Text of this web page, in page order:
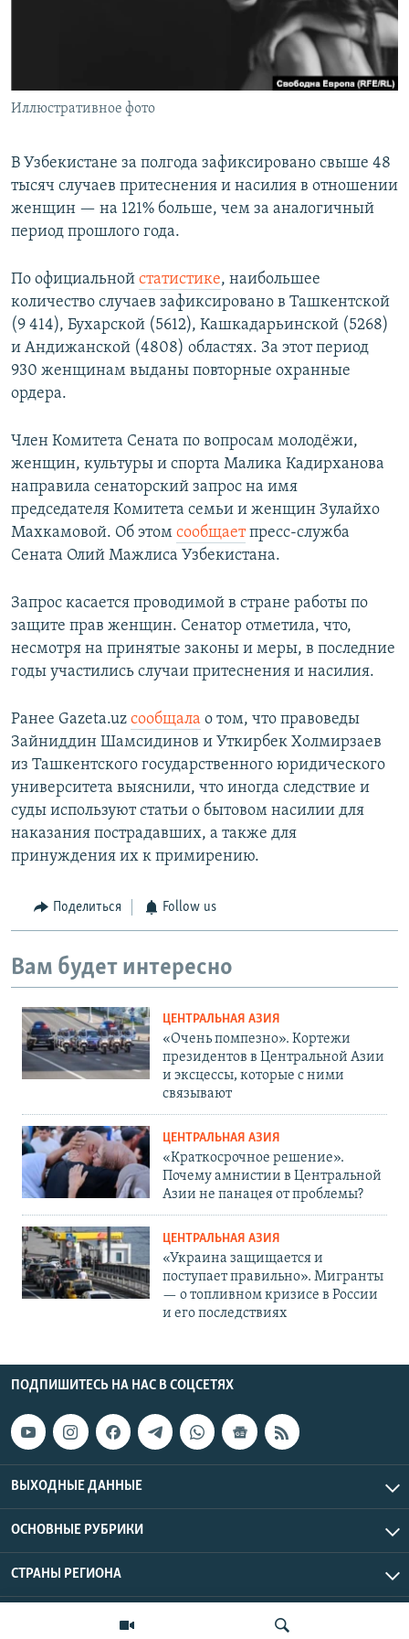
Иллюстративное фото
В Узбекистане за полгода зафиксировано свыше 48
тысяч случаев притеснения и насилия в отношении
женщин — на 121% больше, чем за аналогичный
период прошлого года.
По официальной статистике, наибольшее
количество случаев зафиксировано в Ташкентской
(9 414), Бухарской (5612), Кашкадарьинской (5268)
и Андижанской (4808) областях. За этот период
930 женщинам выданы повторные охранные
ордера.
Член Комитета Сената по вопросам молодёжи,
женщин, культуры и спорта Малика Кадирханова
направила сенаторский запрос на имя
председателя Комитета семьи и женщин Зулайхо
Махкамовой. Об этом сообщаетпресс-служба
Сената Олий Мажлиса Узбекистана.
Запрос касается проводимой в стране работы по
защите прав женщин. Сенатор отметила, что,
несмотря на принятые законы и меры, в последние
годы участились случаи притеснения и насилия.
Ранее Gazeta.uz сообщала о том, что правоведы
Зайниддин Шамсидинов и Уткирбек Холмирзаев
из Ташкентского государственного юридического
университета выяснили, что иногда следствие и
суды используют статьи о бытовом насилии для
наказания пострадавших, а также для
принуждения их к примирению.
Поделиться Follow us
Вам будет интересно
ЦЕНТРАЛЬНАЯ АЗИЯ
«Очень помпезно». Кортежи
президентов в Центральной Азии
и эксцессы, которые с ними
связывают
ЦЕНТРАЛЬНАЯ АЗИЯ
«Краткосрочное решение».
Почему амнистии в Центральной
Азии не панацея от проблемы?
ЦЕНТРАЛЬНАЯ АЗИЯ
«Украина защищается и
поступает правильно». Мигранты
— о топливном кризисе в России
и его последствиях
ПОДПИШИТЕСЬ НА НАС В СОЦСЕТЯХ
ВЫХОДНЫЕ ДАННЫЕ
ОСНОВНЫЕ РУБРИКИ
СТРАНЫ РЕГИОНА
Азаттык Азия © 2026 RFE/RL, Inc. | Все права защищены.